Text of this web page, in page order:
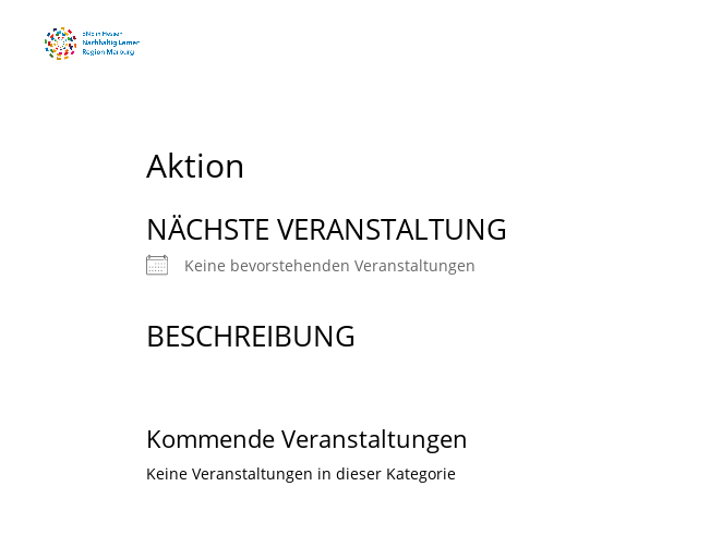
Aktion
NÄCHSTE VERANSTALTUNG
Keine bevorstehenden Veranstaltungen
BESCHREIBUNG
Kommende Veranstaltungen
Keine Veranstaltungen in dieser Kategorie